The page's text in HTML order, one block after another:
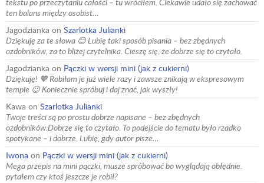
tekstu po przeczytaniu całości – tu wróciłem. Ciekawie udało się zachować
ten balans między osobist…
Jagodzianka on Szarlotka Julianki
Dziękuję za te słowa 😊 Lubię taki sposób pisania – bez zbędnych
ozdobników, za to bliżej czytelnika. Cieszę się, że dobrze się to czytało.
Jagodzianka on Pączki w wersji mini (jak z cukierni)
Dziękuję! 🧡 Robiłam je już wiele razy i zawsze znikają w ekspresowym
tempie 😉 Koniecznie spróbuj i daj znać, jak wyszły!
Kawa on Szarlotka Julianki
Twoje treści są po prostu dobrze napisane – bez zbędnych
ozdobników.Dobrze się to czytało. To podejście do tematu było rzadko
spotykane – i dobrze. Lubię, gdy autor pisze…
Iwona on Pączki w wersji mini (jak z cukierni)
Mega przepis na mini pączki, musze spróbować bo wyglądają obłędnie.
pytałem czy ktoś jeszcze je robił?